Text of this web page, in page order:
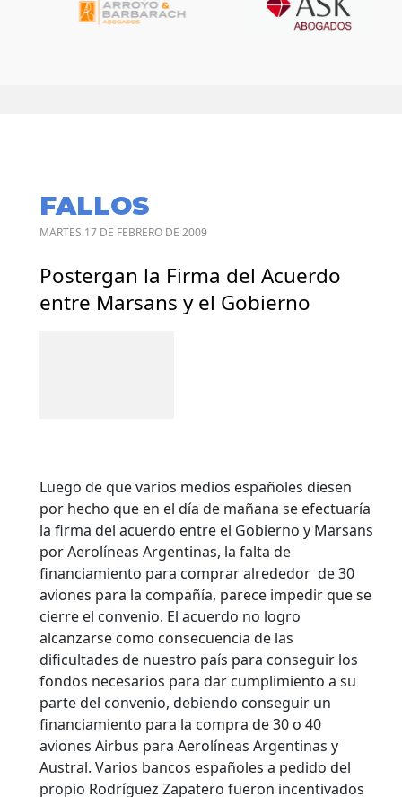
FALLOS
MARTES 17 DE FEBRERO DE 2009
Postergan la Firma del Acuerdo
entre Marsans y el Gobierno
Luego de que varios medios españoles diesen
por hecho que en el día de mañana se efectuaría
la firma del acuerdo entre el Gobierno y Marsans
por Aerolíneas Argentinas, la falta de
financiamiento para comprar alrededor de 30
aviones para la compañía, parece impedir que se
cierre el convenio. El acuerdo no logro
alcanzarse como consecuencia de las
dificultades de nuestro país para conseguir los
fondos necesarios para dar cumplimiento a su
parte del convenio, debiendo conseguir un
financiamiento para la compra de 30 o 40
aviones Airbus para Aerolíneas Argentinas y
Austral. Varios bancos españoles a pedido del
propio Rodríguez Zapatero fueron incentivados